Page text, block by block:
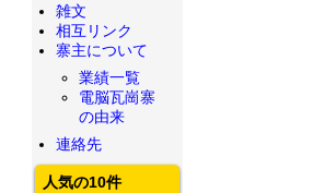
雑文
相互リンク
寨主について
業績一覧
電脳瓦崗寨
の由来
連絡先
人気の10件